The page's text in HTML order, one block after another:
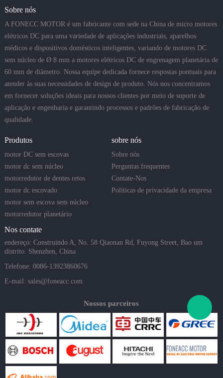
Sobre nós
A FONECC MOTOR é um fabricante com sede na China de micro motores
elétricos DC para uma variedade de aplicações industriais, aparelhos
médicos e dispositivos domésticos inteligentes, variando de motores DC
sem núcleo de Ø 8 mm a motores elétricos DC de engrenagem planetária de
60 mm de diâmetro. Nossa equipe dedicada fornece respostas pontuais para
atender às suas necessidades de design de produto. Nós nos concentramos
em fornecer soluções ideais para nossos clientes por meio de suporte de
aplicação e engenharia e garantindo processos e padrões de fabricação de
qualidade.
Produtos
motor DC sem escovas
motor dc sem núcleo
motorredutor de dentes retos
motor dc escovado
motor sem escova sem núcleo
motorredutor planetário
sobre nós
Sobre nós
Perguntas frequentes
Contate-Nos
Políticas de privacidade da empresa
Nos contate
endereço: Construindo A, No. 58 Qiaonan Rd, Fuyong Street, Bao um
distrito. Shenzhen, China
Telefone: 0086-13923860676
E-mail: sales@foneacc.com
Nossos parceiros